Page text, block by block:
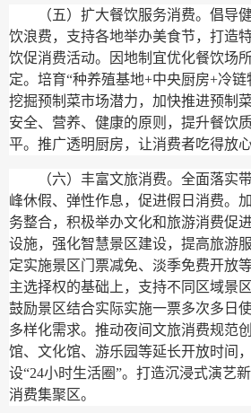
（五）扩大餐饮服务消费。 倡导
饮浪费，支持各地举办美食节，打造
饮促消费活动。因地制宜优化餐饮场
定。培育“种养殖基地+中央厨房+冷链
挖掘预制菜市场潜力，加快推进预制
安全、营养、健康的原则，提升餐饮
平。推广透明厨房，让消费者吃得放心
（六）丰富文旅消费。 全面落实
峰休假、弹性作息，促进假日消费。
务整合，积极举办文化和旅游消费促
设施，强化智慧景区建设，提高旅游
定实施景区门票减免、淡季免费开放
主选择权的基础上，支持不同区域景
鼓励景区结合实际实施一票多次多日
多样化需求。推动夜间文旅消费规范
馆、文化馆、游乐园等延长开放时间
设“24小时生活圈”。打造沉浸式演艺
消费集聚区。